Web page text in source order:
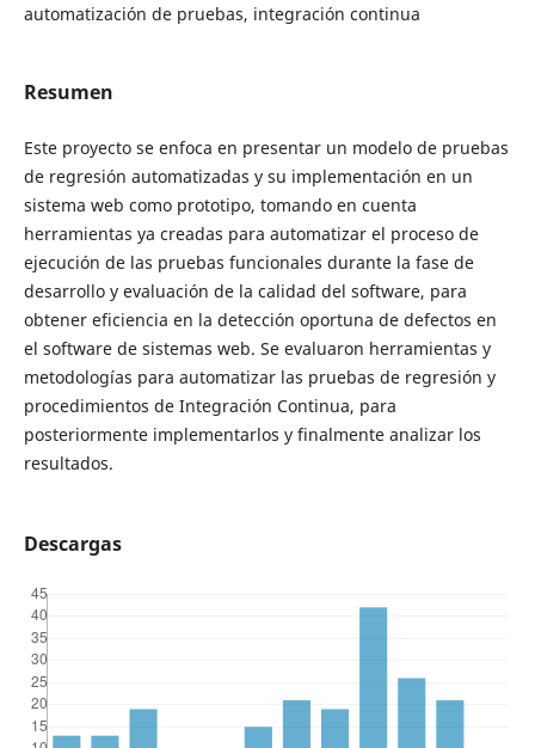
automatización de pruebas, integración continua
Resumen
Este proyecto se enfoca en presentar un modelo de pruebas
de regresión automatizadas y su implementación en un
sistema web como prototipo, tomando en cuenta
herramientas ya creadas para automatizar el proceso de
ejecución de las pruebas funcionales durante la fase de
desarrollo y evaluación de la calidad del software, para
obtener eficiencia en la detección oportuna de defectos en
el software de sistemas web. Se evaluaron herramientas y
metodologías para automatizar las pruebas de regresión y
procedimientos de Integración Continua, para
posteriormente implementarlos y finalmente analizar los
resultados.
Descargas